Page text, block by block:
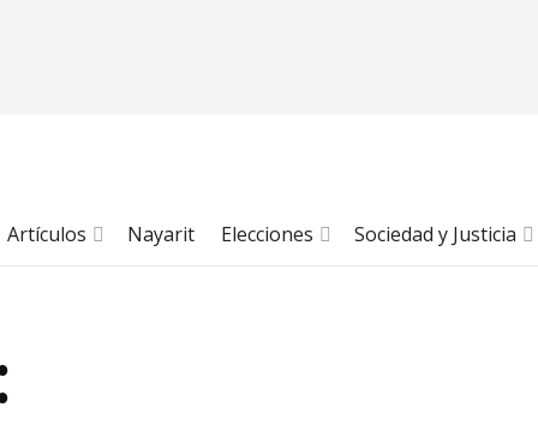
Artículos Nayarit Elecciones Sociedad y Justicia